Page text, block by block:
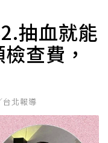
抽血就能
查費，
台北報導